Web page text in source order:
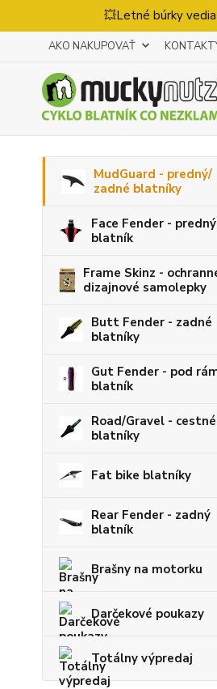
💥Letné búrky
AKO NAKUPOVAŤ
MudGuard - predný/
zadné blatníky
Face Fender - predný
blatník
Frame Skinz -
dizajnové samolepky
Butt Fender - zadné
blatníky
Gut Fender - pod
blatník
Road/Gravel - cestné
blatníky
Fat bike blatníky
Rear Fender - zadný
blatník
Brašny na motorku
Darčekové poukazy
Totálny výpredaj